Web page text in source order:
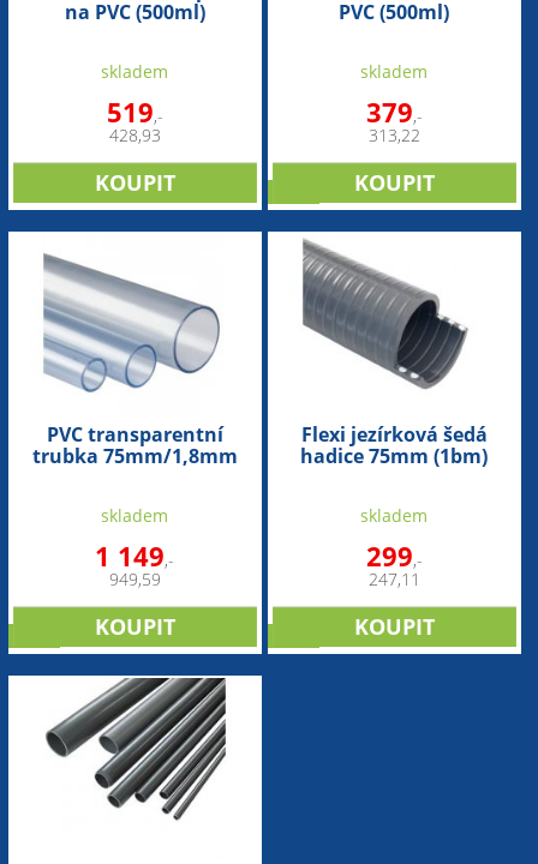
na PVC (500ml)
skladem
519,-
428,93
PVC (500ml)
skladem
379,-
313,22
PVC transparentní
trubka 75mm/1,8mm
skladem
1 149,-
949,59
Flexi jezírková šedá
hadice 75mm (1bm)
skladem
299,-
247,11